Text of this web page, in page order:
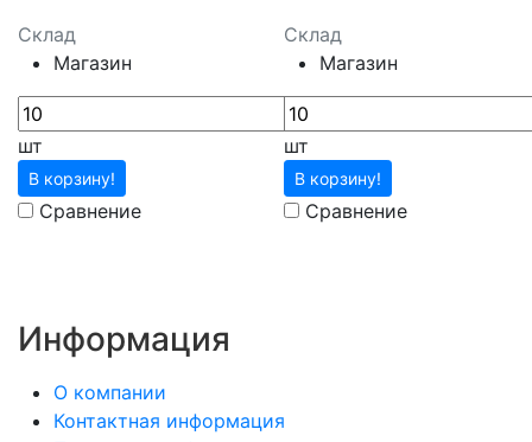
Склад
Магазин
шт
В корзину!
Сравнение
Склад
Магазин
шт
В корзину!
Сравнение
Информация
О компании
Контактная информация